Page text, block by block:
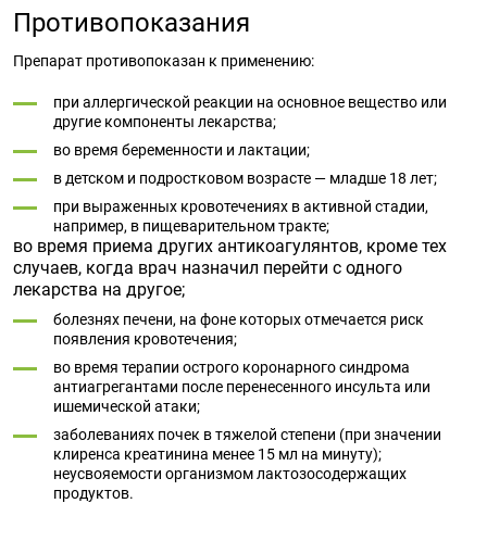
Противопоказания
Препарат противопоказан к применению:
при аллергической реакции на основное вещество или
другие компоненты лекарства;
во время беременности и лактации;
в детском и подростковом возрасте — младше 18 лет;
при выраженных кровотечениях в активной стадии,
например, в пищеварительном тракте;
во время приема других антикоагулянтов, кроме тех
случаев, когда врач назначил перейти с одного
лекарства на другое;
болезнях печени, на фоне которых отмечается риск
появления кровотечения;
во время терапии острого коронарного синдрома
антиагрегантами после перенесенного инсульта или
ишемической атаки;
заболеваниях почек в тяжелой степени (при значении
клиренса креатинина менее 15 мл на минуту);
неусвояемости организмом лактозосодержащих
продуктов.